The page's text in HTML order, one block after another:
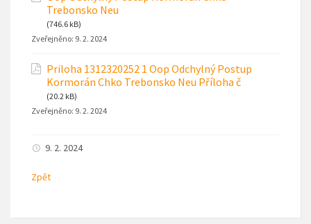
Trebonsko Neu
(746.6 kB)
Zveřejněno: 9. 2. 2024
Priloha 1312320252 1 Oop Odchylný Postup
Kormorán Chko Trebonsko Neu Příloha č
(20.2 kB)
Zveřejněno: 9. 2. 2024
9. 2. 2024
Zpět